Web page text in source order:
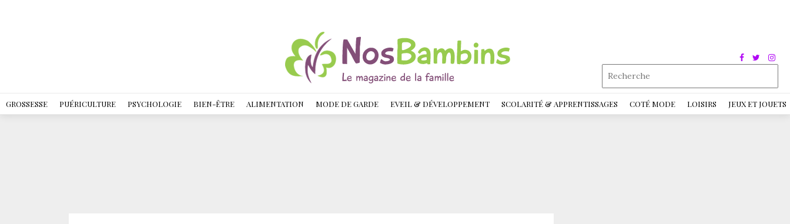
GROSSESSE PUÉRICULTURE PSYCHOLOGIE BIEN-ÊTRE ALIMENTATION MODE DE GARDE EVEIL & DÉVELOPPEMENT SCOLARITÉ & APPRENTISSAGES COTÉ MODE LOISIRS JEUX ET JOUETS